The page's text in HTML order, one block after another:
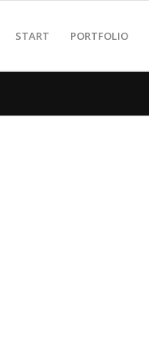
START PORTFOLIO